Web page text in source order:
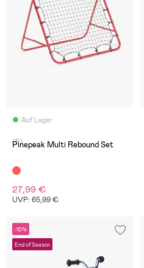
Auf Lager
(5)
Pinepeak Multi Rebound Set
27,99 €
UVP: 65,99 €
-10%
End of Season